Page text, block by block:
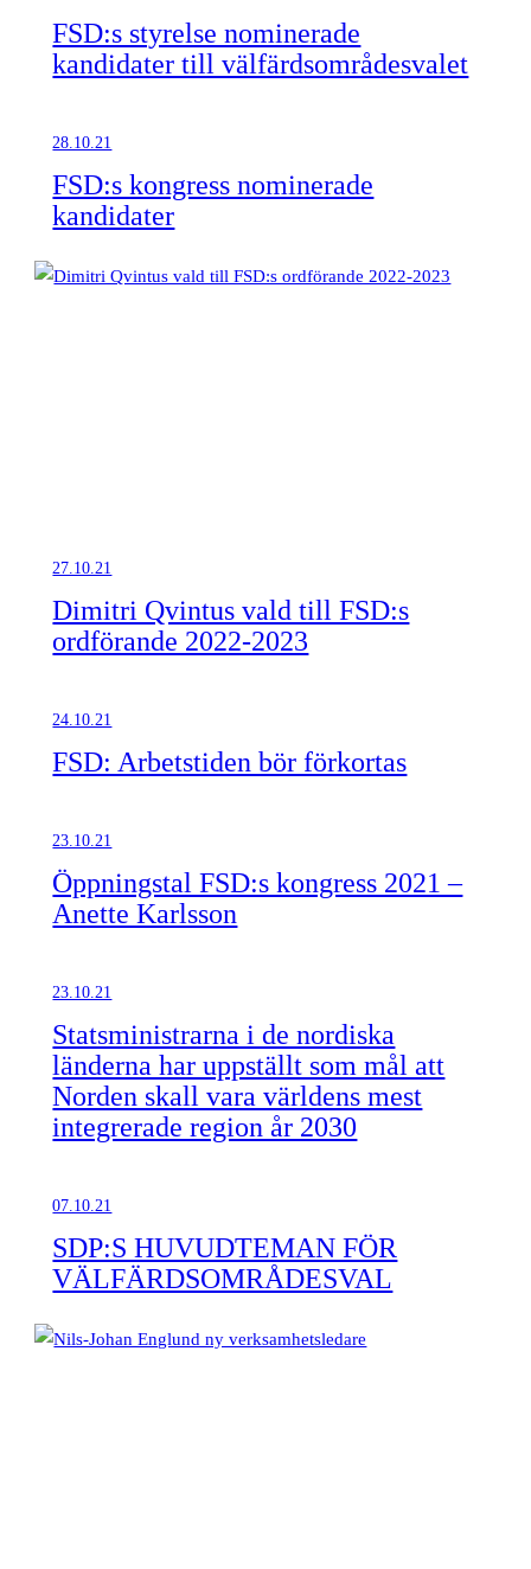
FSD:s styrelse nominerade
kandidater till välfärdsområdesvalet
28.10.21
FSD:s kongress nominerade
kandidater
27.10.21
Dimitri Qvintus vald till FSD:s
ordförande 2022-2023
24.10.21
FSD: Arbetstiden bör förkortas
23.10.21
Öppningstal FSD:s kongress 2021 –
Anette Karlsson
23.10.21
Statsministrarna i de nordiska
länderna har uppställt som mål att
Norden skall vara världens mest
integrerade region år 2030
07.10.21
SDP:S HUVUDTEMAN FÖR
VÄLFÄRDSOMRÅDESVAL